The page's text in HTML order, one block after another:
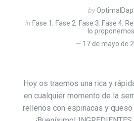
byOptimalDap
in Fase 1, Fase 2, Fase 3, Fase 4,
lo proponemos
17 de mayo de
Hoy os traemos una rica y
en cualquier momento de la
rellenos con espinacas y queso